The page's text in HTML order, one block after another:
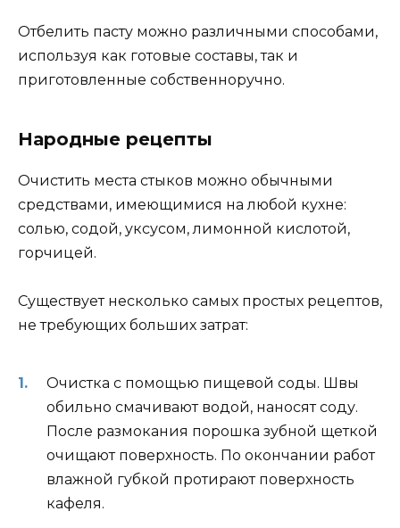
Отбелить пасту можно различными способами,
используя как готовые составы, так и
приготовленные собственноручно.
Народные рецепты
Очистить места стыков можно обычными
средствами, имеющимися на любой кухне:
солью, содой, уксусом, лимонной кислотой,
горчицей.
Существует несколько самых простых рецептов,
не требующих больших затрат:
Очистка с помощью пищевой соды. Швы
обильно смачивают водой, наносят соду.
После размокания порошка зубной щеткой
очищают поверхность. По окончании работ
влажной губкой протирают поверхность
кафеля.